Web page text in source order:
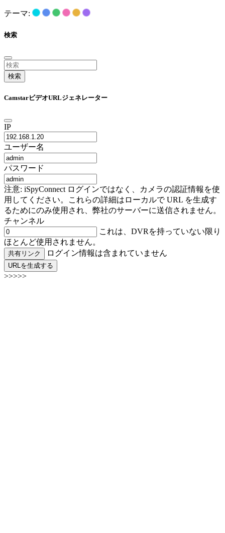
テーマ:
検索
検索
CamstarビデオURLジェネレーター
IP
ユーザー名
パスワード
注意: iSpyConnect ログインではなく、カメラの認証情報を使
用してください。これらの詳細はローカルで URL を生成す
るためにのみ使用され、弊社のサーバーに送信されません。
チャンネル
これは、DVRを持っていない限り
ほとんど使用されません。
共有リンク ログイン情報は含まれていません
URLを生成する
>>>>>